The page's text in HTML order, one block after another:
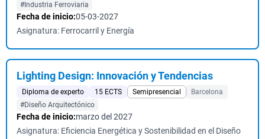
#Industria Ferroviaria
Fecha de inicio:05-03-2027
Asignatura: Ferrocarril y Energía
Lighting Design: Innovación y Tendencias
Diploma de experto 15 ECTS Semipresencial
Barcelona
#Diseño Arquitectónico
Fecha de inicio:marzo del 2027
Asignatura: Eficiencia Energética y Sostenibilidad en el Diseño